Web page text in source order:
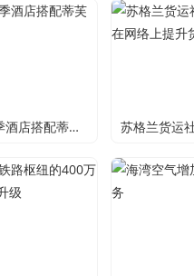
吉隆勒四季酒店搭配蒂芙尼的下午茶